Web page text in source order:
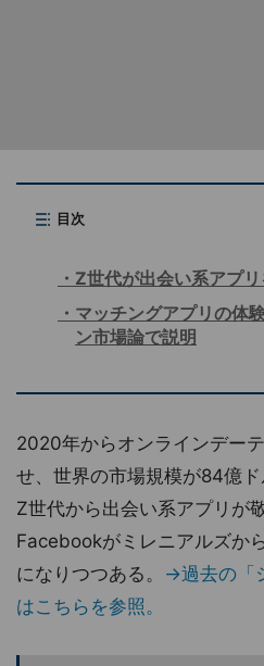
目次
Z世代が出会い系アプ
マッチングアプリの体
ン市場論で説明
2020年からオンラインデー
せ、世界の市場規模が84億
Z世代から出会い系アプリが
Facebookがミレニアルズか
になりつつある。 →過去の「
はこちらを参照。